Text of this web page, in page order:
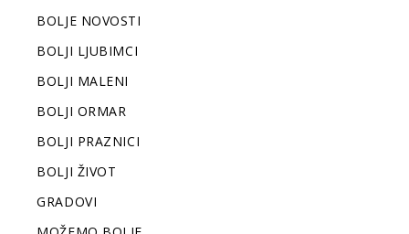
BOLJE NOVOSTI
BOLJI LJUBIMCI
BOLJI MALENI
BOLJI ORMAR
BOLJI PRAZNICI
BOLJI ŽIVOT
GRADOVI